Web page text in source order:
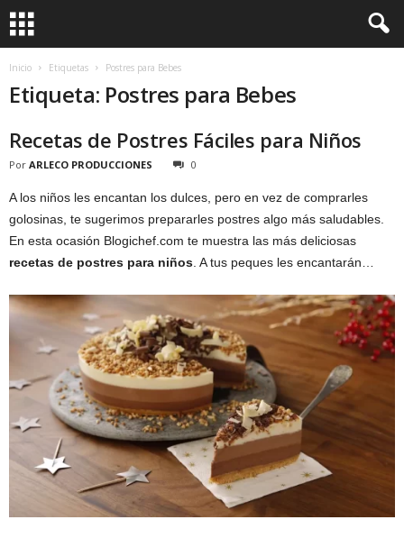
Inicio Etiquetas Postres para Bebes
Etiqueta: Postres para Bebes
Recetas de Postres Fáciles para Niños
Por ARLECO PRODUCCIONES 0
A los niños les encantan los dulces, pero en vez de comprarles
golosinas, te sugerimos prepararles postres algo más saludables.
En esta ocasión Blogichef.com te muestra las más deliciosas
recetas de postres para niños . A tus peques les encantarán…